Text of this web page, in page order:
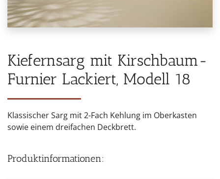
Kiefernsarg mit Kirschbaum-
Furnier Lackiert, Modell 18
Klassischer Sarg mit 2-Fach Kehlung im Oberkasten
sowie einem dreifachen Deckbrett.
Produktinformationen: